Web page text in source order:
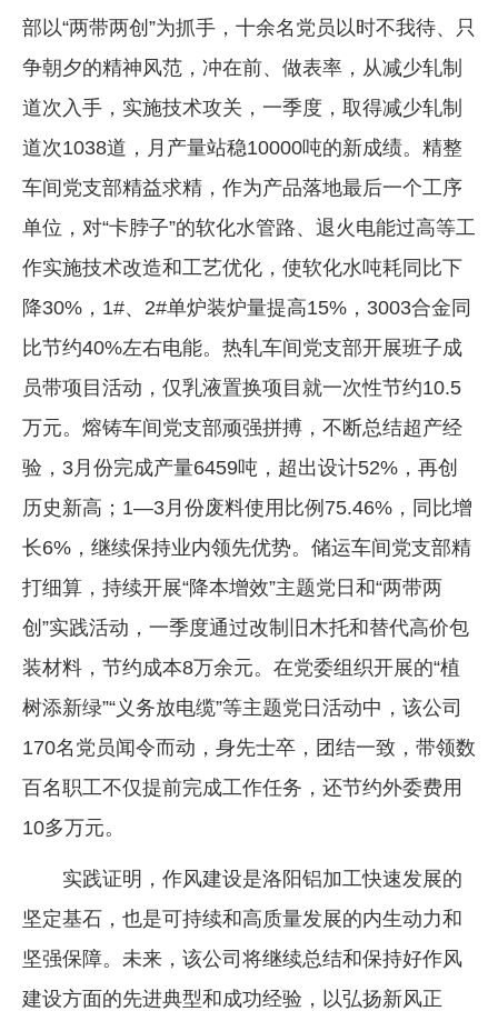
部以“两带两创”为抓手，十余名党员以时不我待、只
争朝夕的精神风范，冲在前、做表率，从减少轧制
道次入手，实施技术攻关，一季度，取得减少轧制
道次1038道，月产量站稳10000吨的新成绩。精整
车间党支部精益求精，作为产品落地最后一个工序
单位，对“卡脖子”的软化水管路、退火电能过高等工
作实施技术改造和工艺优化，使软化水吨耗同比下
降30%，1#、2#单炉装炉量提高15%，3003合金同
比节约40%左右电能。热轧车间党支部开展班子成
员带项目活动，仅乳液置换项目就一次性节约10.5
万元。熔铸车间党支部顽强拼搏，不断总结超产经
验，3月份完成产量6459吨，超出设计52%，再创
历史新高；1—3月份废料使用比例75.46%，同比增
长6%，继续保持业内领先优势。储运车间党支部精
打细算，持续开展“降本增效”主题党日和“两带两
创”实践活动，一季度通过改制旧木托和替代高价包
装材料，节约成本8万余元。在党委组织开展的“植
树添新绿”“义务放电缆”等主题党日活动中，该公司
170名党员闻令而动，身先士卒，团结一致，带领数
百名职工不仅提前完成工作任务，还节约外委费用
10多万元。
实践证明，作风建设是洛阳铝加工快速发展的
坚定基石，也是可持续和高质量发展的内生动力和
坚强保障。未来，该公司将继续总结和保持好作风
建设方面的先进典型和成功经验，以弘扬新风正